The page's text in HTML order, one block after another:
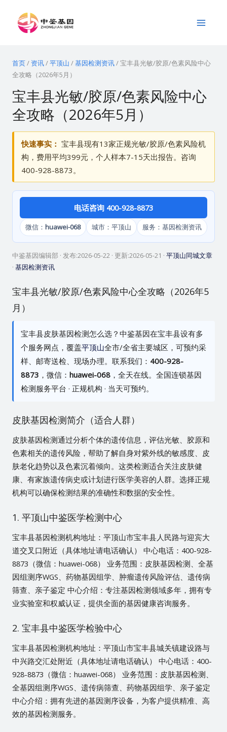
Menu
首页/ 资讯/平顶山 /基因检测资讯/宝丰县光敏/胶原/色素风险中心
全攻略（2026年5月）
宝丰县光敏/胶原/色素风险中心
全攻略（2026年5月）
快速事实： 宝丰县现有13家正规光敏/胶原/色素风险机
构，费用平均399元，个人样本7-15天出报告。咨询
400-928-8873。
电话咨询 400-928-8873
微信： huawei-068 城市：平顶山 服务：基因检测资讯
中鉴基因编辑部 · 发布:2026-05-22· 更新:2026-05-21 · 平顶山同城文章
· 基因检测资讯
宝丰县光敏/胶原/色素风险中心全攻略（2026年5
月）
宝丰县皮肤基因检测怎么选？中鉴基因在宝丰县设有多
个服务网点，覆盖平顶山全市/全省主要城区，可预约采
样、邮寄送检、现场办理。联系我们： 400-928-
8873 ，微信： huawei-068，全天在线。全国连锁基因
检测服务平台 · 正规机构 · 当天可预约。
皮肤基因检测简介（适合人群）
皮肤基因检测通过分析个体的遗传信息，评估光敏、胶原和
色素相关的遗传风险，帮助了解自身对紫外线的敏感度、皮
肤老化趋势以及色素沉着倾向。这类检测适合关注皮肤健
康、有家族遗传病史或计划进行医学美容的人群。选择正规
机构可以确保检测结果的准确性和数据的安全性。
1. 平顶山中鉴医学检测中心
宝丰县基因检测机构地址：平顶山市宝丰县人民路与迎宾大
道交叉口附近（具体地址请电话确认） 中心电话：400-928-
8873（微信：huawei-068） 业务范围：皮肤基因检测、全基
因组测序WGS、药物基因组学、肿瘤遗传风险评估、遗传病
筛查、亲子鉴定 中心介绍：专注基因检测领域多年，拥有专
业实验室和权威认证，提供全面的基因健康咨询服务。
2. 宝丰县中鉴医学检验中心
宝丰县基因检测机构地址：平顶山市宝丰县城关镇建设路与
中兴路交汇处附近（具体地址请电话确认） 中心电话：400-
928-8873（微信：huawei-068） 业务范围：皮肤基因检测、
全基因组测序WGS、遗传病筛查、药物基因组学、亲子鉴定
中心介绍：拥有先进的基因测序设备，为客户提供精准、高
效的基因检测服务。